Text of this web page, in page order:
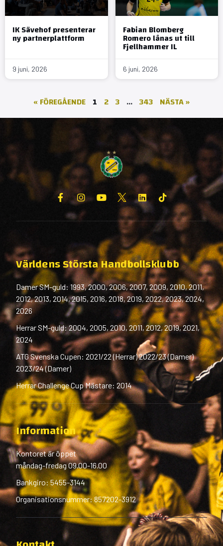
IK Sävehof presenterar
ny partnerplattform
9 juni, 2026
Fabian Blomberg
Romero lånas ut till
Fjellhammer IL
6 juni, 2026
« FÖREGÅENDE 1 2 3 … 343 NÄSTA »
Världens Största Handbollsklubb
Damer SM-guld: 1993, 2000, 2006, 2007, 2009, 2010, 2011,
2012, 2013, 2014, 2015, 2016, 2018, 2019, 2022, 2023, 2024,
2026
Herrar SM-guld: 2004, 2005, 2010, 2011, 2012, 2019, 2021,
2024
ATG Svenska Cupen: 2021/22 (Herrar) 2022/23 (Damer)
2023/24 (Damer)
Herrar Challenge Cup Mästare: 2014
Information
Kontoret är öppet
måndag-fredag 09.00-16.00
Bankgiro: 5455-3144
Organisationsnummer: 857202-3912